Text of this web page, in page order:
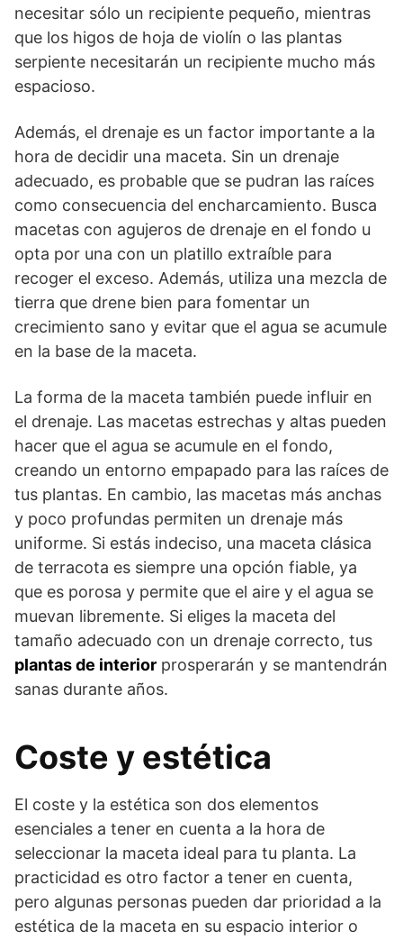
necesitar sólo un recipiente pequeño, mientras
que los higos de hoja de violín o las plantas
serpiente necesitarán un recipiente mucho más
espacioso.
Además, el drenaje es un factor importante a la
hora de decidir una maceta. Sin un drenaje
adecuado, es probable que se pudran las raíces
como consecuencia del encharcamiento. Busca
macetas con agujeros de drenaje en el fondo u
opta por una con un platillo extraíble para
recoger el exceso. Además, utiliza una mezcla de
tierra que drene bien para fomentar un
crecimiento sano y evitar que el agua se acumule
en la base de la maceta.
La forma de la maceta también puede influir en
el drenaje. Las macetas estrechas y altas pueden
hacer que el agua se acumule en el fondo,
creando un entorno empapado para las raíces de
tus plantas. En cambio, las macetas más anchas
y poco profundas permiten un drenaje más
uniforme. Si estás indeciso, una maceta clásica
de terracota es siempre una opción fiable, ya
que es porosa y permite que el aire y el agua se
muevan libremente. Si eliges la maceta del
tamaño adecuado con un drenaje correcto, tus
plantas de interior prosperarán y se mantendrán
sanas durante años.
Coste y estética
El coste y la estética son dos elementos
esenciales a tener en cuenta a la hora de
seleccionar la maceta ideal para tu planta. La
practicidad es otro factor a tener en cuenta,
pero algunas personas pueden dar prioridad a la
estética de la maceta en su espacio interior o